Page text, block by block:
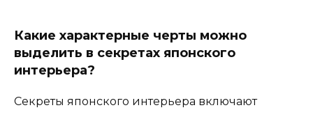
Какие характерные черты можно
выделить в секретах японского
интерьера?
Секреты японского интерьера включают